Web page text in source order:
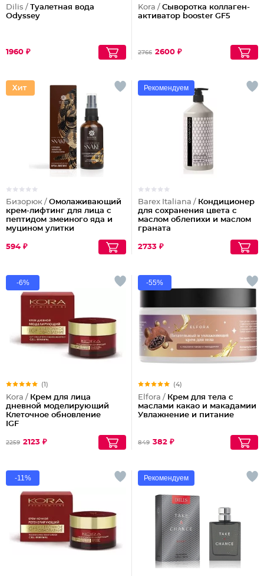
Dilis / Туалетная вода
Odyssey
1960 ₽
Kora / Сыворотка коллаген-
активатор booster GF5
2766 2600 ₽
Бизорюк / Омолаживающий
крем-лифтинг для лица с
пептидом змеиного яда и
муцином улитки
594 ₽
Рекомендуем
Barex Italiana / Кондиционер
для сохранения цвета с
маслом облепихи и маслом
граната
2733 ₽
-6%
(1)
Kora / Крем для лица
дневной моделирующий
Клеточное обновление
IGF
2259 2123 ₽
-55%
(4)
Elfora / Крем для тела с
маслами какао и макадамии
Увлажнение и питание
849 382 ₽
-11% Рекомендуем